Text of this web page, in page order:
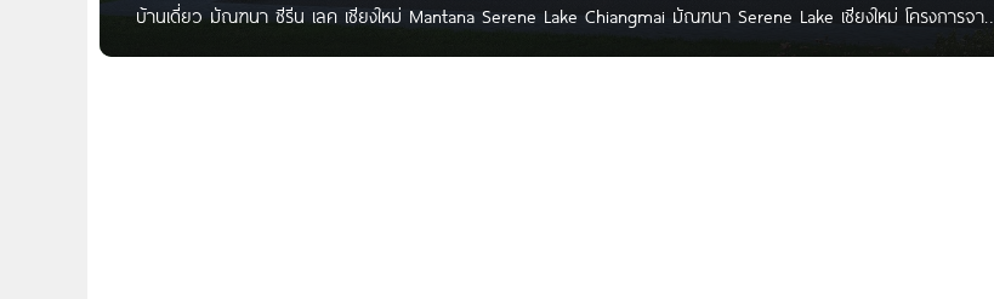
บ้านเดี่ยว มัณฑนา ซีรีน เลค เชียงใหม่ Mantana Serene Lake Chiangmai มัณฑนา Serene Lake เชียงใหม่ โครงการจาก